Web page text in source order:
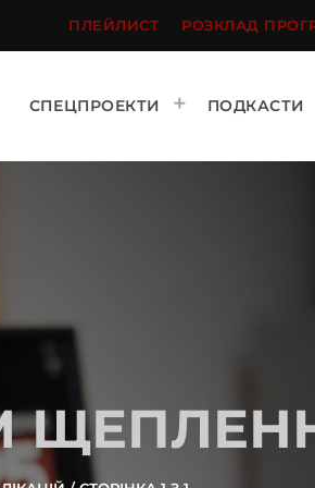
ПЛЕЙЛИСТ РОЗКЛАД
СПЕЦПРОЕКТИ ПОДКАСТИ